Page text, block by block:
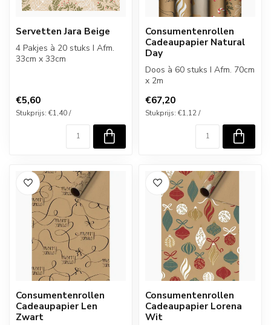
Servetten Jara Beige
4 Pakjes à 20 stuks I Afm.
33cm x 33cm
€5,60
Stukprijs: €1,40 /
Consumentenrollen
Cadeaupapier Natural
Day
Doos à 60 stuks I Afm. 70cm
x 2m
€67,20
Stukprijs: €1,12 /
Consumentenrollen
Cadeaupapier Len
Zwart
Consumentenrollen
Cadeaupapier Lorena
Wit